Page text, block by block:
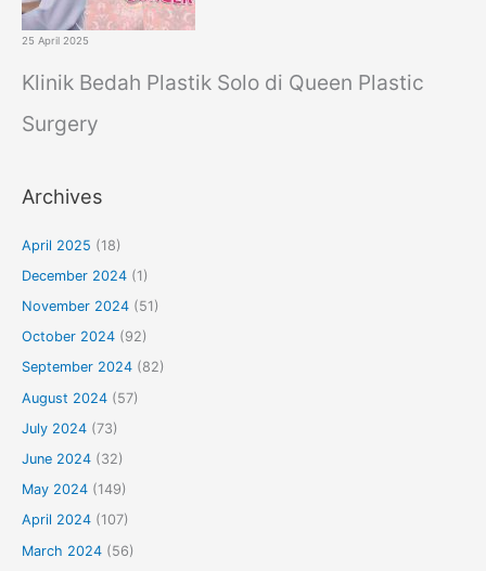
25 April 2025
Klinik Bedah Plastik Solo di Queen Plastic
Surgery
Archives
April 2025 (18)
December 2024(1)
November 2024(51)
October 2024(92)
September 2024(82)
August 2024(57)
July 2024(73)
June 2024(32)
May 2024(149)
April 2024(107)
March 2024(56)